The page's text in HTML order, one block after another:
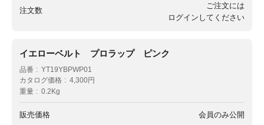
注文数
ご注文には
ログイン してください
イエローベルト プロラップ ピンク
品番
YT19YBPWP01
カタログ価格
4,300円
重量
0.2Kg
販売価格 会員のみ公開